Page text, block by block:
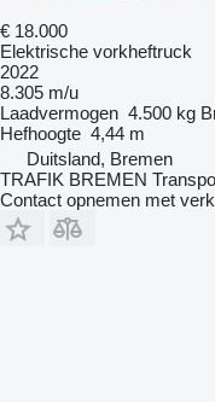
€ 18.000
Elektrische vorkheftruck
2022
8.305 m/u
Laadvermogen 4.500 kg
Hefhoogte 4,44 m
Duitsland, Bremen
TRAFIK BREMEN
Contact opnemen met